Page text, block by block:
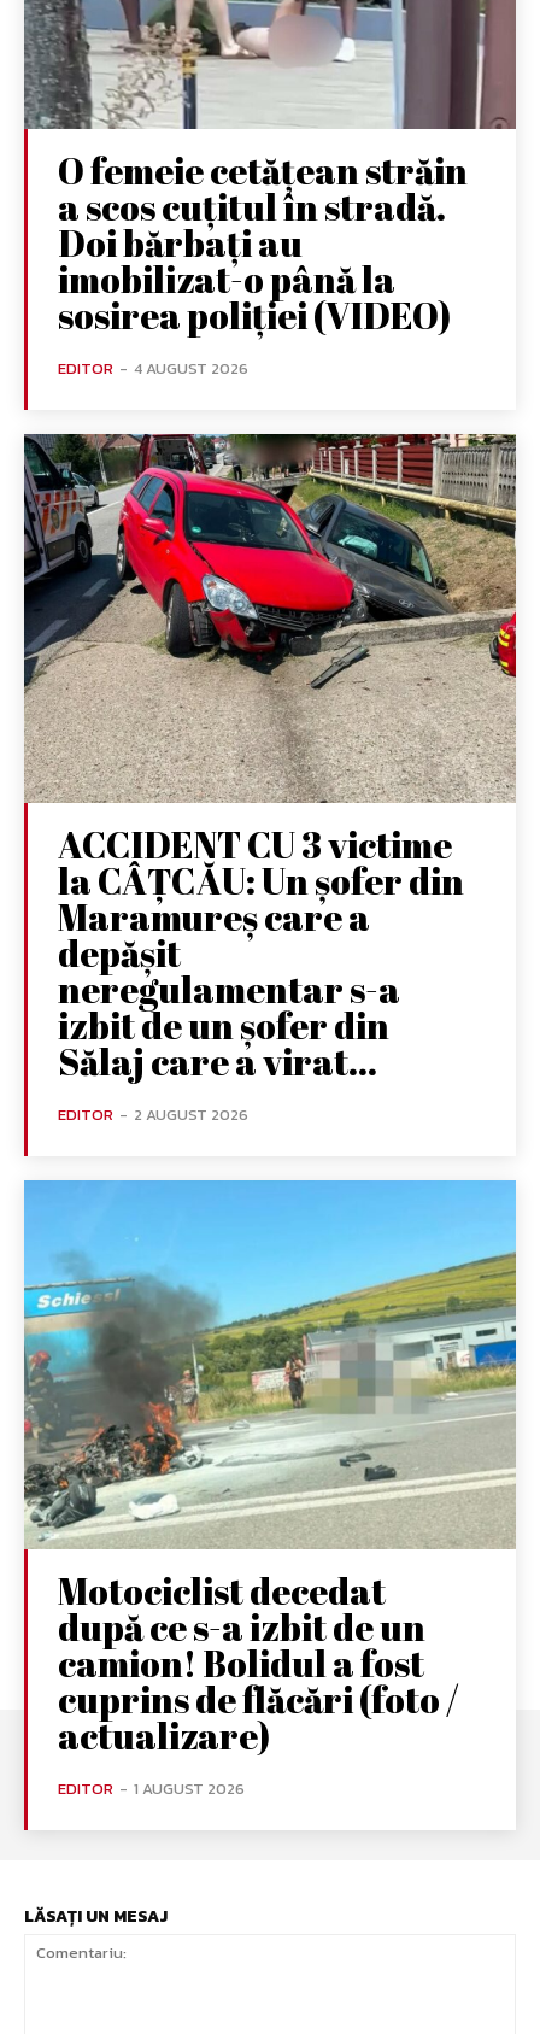
O femeie cetățean străin
a scos cuțitul în stradă.
Doi bărbați au
imobilizat-o până la
sosirea poliției (VIDEO)
EDITOR - 4 AUGUST 2026
ACCIDENT CU 3 victime
la CÂȚCĂU: Un șofer din
Maramureș care a
depășit
neregulamentar s-a
izbit de un șofer din
Sălaj care a virat...
EDITOR - 2 AUGUST 2026
Motociclist decedat
după ce s-a izbit de un
camion! Bolidul a fost
cuprins de flăcări (foto /
actualizare)
EDITOR - 1 AUGUST 2026
LĂSAȚI UN MESAJ